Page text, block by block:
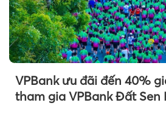
VPBank ưu đãi đến 40%
tham gia VPBank Đất Sen